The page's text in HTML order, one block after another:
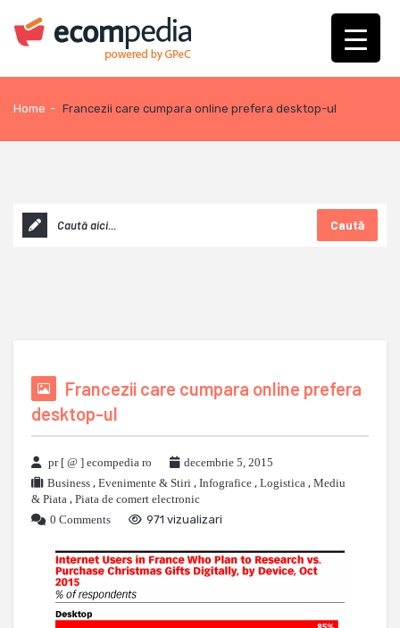
Home - Francezii care cumpara online prefera desktop-ul
Caută
Francezii care cumpara online prefera
desktop-ul
pr [ @ ] ecompedia ro
decembrie 5, 2015
Business , Evenimente & Stiri , Infografice , Logistica , Mediu
& Piata , Piata de comert electronic
0 Comments
971 vizualizari